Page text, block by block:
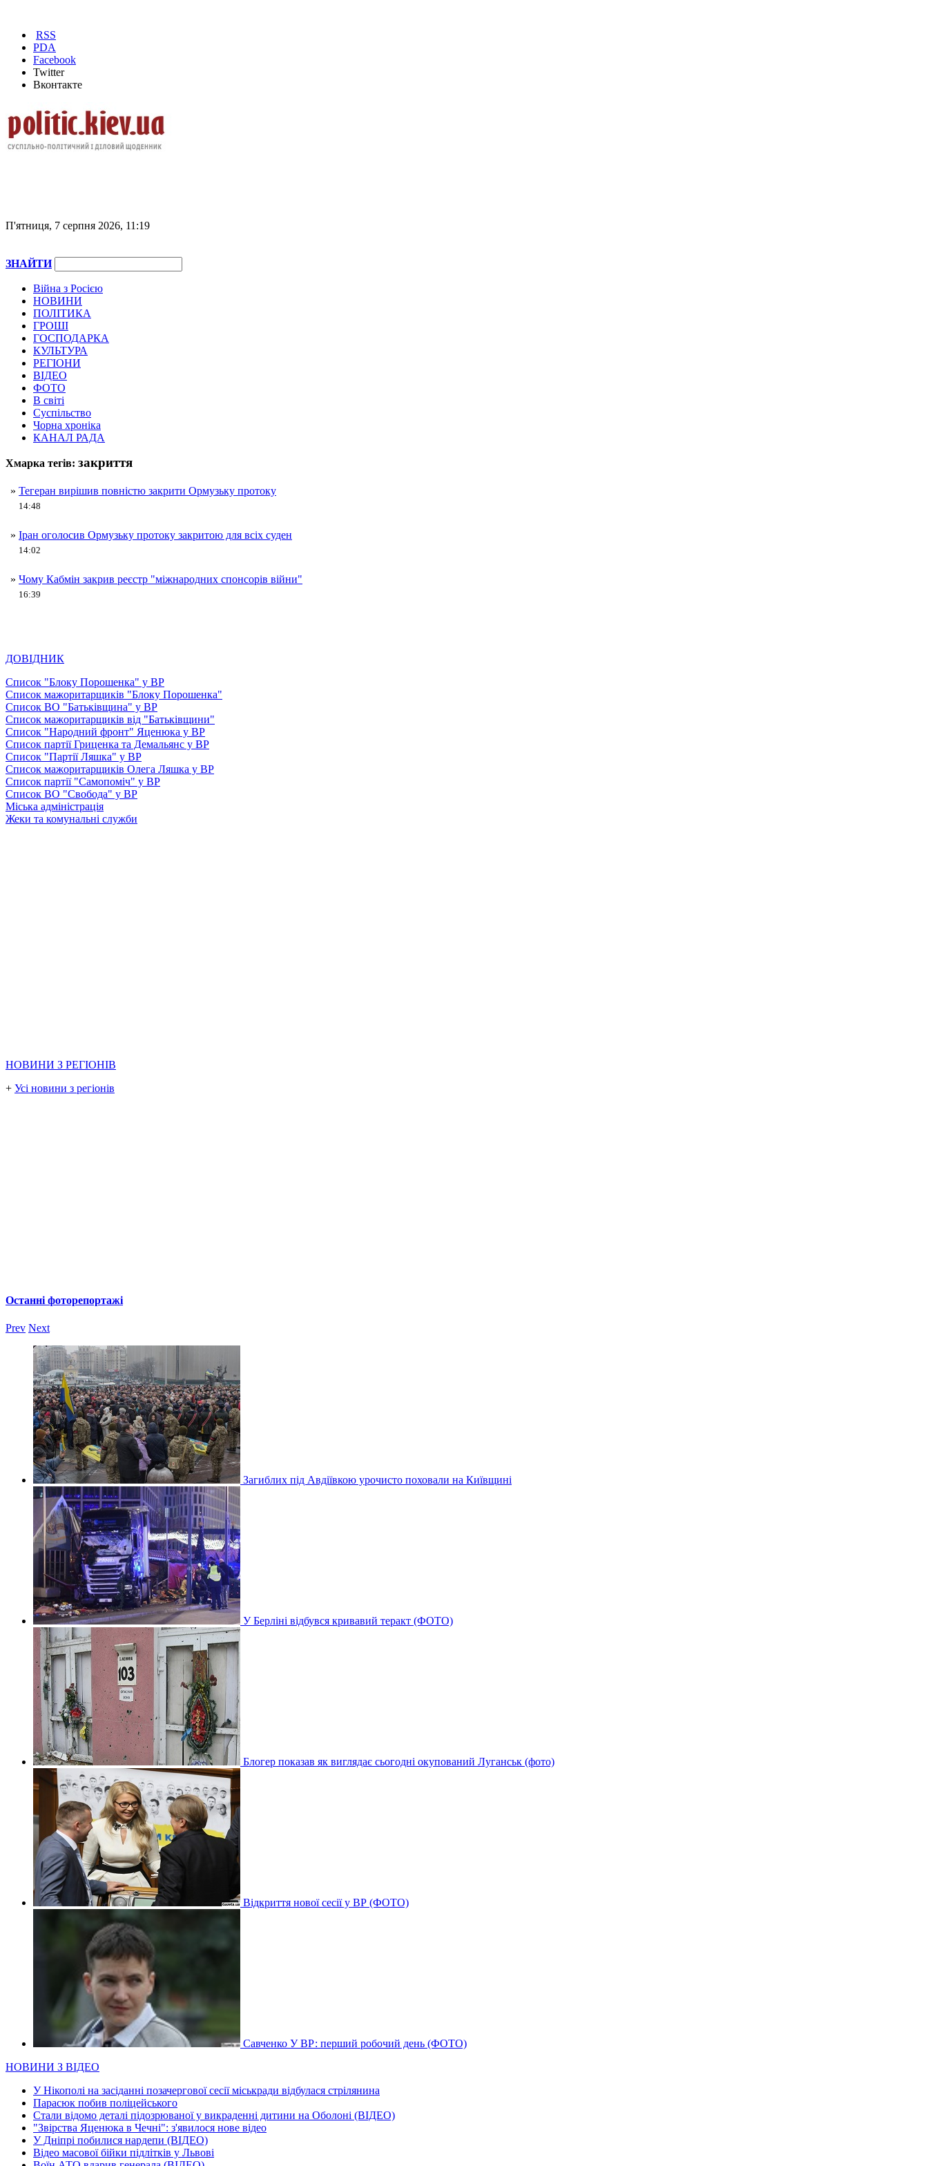
RSS
PDA
Facebook
Twitter
Вконтакте
П'ятниця, 7 серпня 2026, 11:19
ЗНАЙТИ
Війна з Росією
НОВИНИ
ПОЛІТИКА
ГРОШІ
ГОСПОДАРКА
КУЛЬТУРА
РЕГІОНИ
ВІДЕО
ФОТО
В світі
Суспільство
Чорна хроніка
КАНАЛ РАДА
Хмарка тегів: закриття
» Тегеран вирішив повністю закрити Ормузьку протоку
14:48
» Іран оголосив Ормузьку протоку закритою для всіх суден
14:02
» Чому Кабмін закрив реєстр "міжнародних спонсорів війни"
16:39
ДОВІДНИК
Список "Блоку Порошенка" у ВР
Список мажоритарщиків "Блоку Порошенка"
Список ВО "Батьківщина" у ВР
Список мажоритарщиків від "Батьківщини"
Список "Народний фронт" Яценюка у ВР
Список партії Гриценка та Демальянс у ВР
Список "Партії Ляшка" у ВР
Список мажоритарщиків Олега Ляшка у ВР
Список партії "Самопоміч" у ВР
Список ВО "Свобода" у ВР
Міська адміністрація
Жеки та комунальні служби
НОВИНИ З РЕГІОНІВ
+ Усі новини з регіонів
Останні фоторепортажі
Prev Next
Загиблих під Авдіївкою урочисто поховали на Київщині
У Берліні відбувся кривавий теракт (ФОТО)
Блогер показав як виглядає сьогодні окупований Луганськ (фото)
Відкриття нової сесії у ВР (ФОТО)
Савченко У ВР: перший робочий день (ФОТО)
НОВИНИ З ВІДЕО
У Нікополі на засіданні позачергової сесії міськради відбулася стрілянина
Парасюк побив поліцейського
Стали відомо деталі підозрюваної у викраденні дитини на Оболоні (ВІДЕО)
"Звірства Яценюка в Чечні": з'явилося нове відео
У Дніпрі побилися нардепи (ВІДЕО)
Відео масової бійки підлітків у Львові